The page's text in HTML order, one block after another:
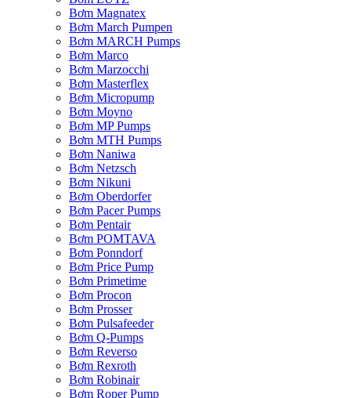
Bơm Magnatex
Bơm March Pumpen
Bơm MARCH Pumps
Bơm Marco
Bơm Marzocchi
Bơm Masterflex
Bơm Micropump
Bơm Moyno
Bơm MP Pumps
Bơm MTH Pumps
Bơm Naniwa
Bơm Netzsch
Bơm Nikuni
Bơm Oberdorfer
Bơm Pacer Pumps
Bơm Pentair
Bơm POMTAVA
Bơm Ponndorf
Bơm Price Pump
Bơm Primetime
Bơm Procon
Bơm Prosser
Bơm Pulsafeeder
Bơm Q-Pumps
Bơm Reverso
Bơm Rexroth
Bơm Robinair
Bơm Roper Pump